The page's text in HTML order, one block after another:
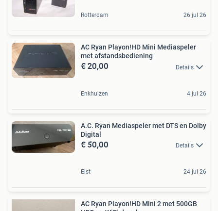
Rotterdam 26 jul 26
AC Ryan Playon!HD Mini Mediaspeler
met afstandsbediening
€ 20,00 Details
Enkhuizen 4 jul 26
A.C. Ryan Mediaspeler met DTS en Dolby
Digital
€ 50,00 Details
Elst 24 jul 26
AC Ryan Playon!HD Mini 2 met 500GB